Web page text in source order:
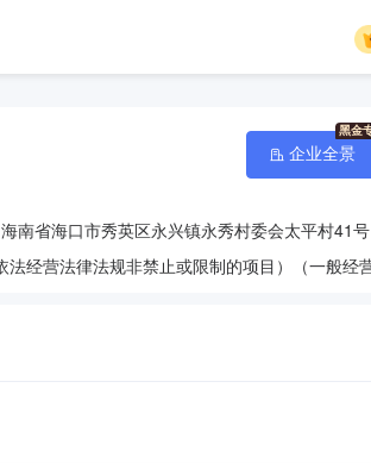
海南省海口市秀英区永兴镇永秀村委会太平村41号
企业全景